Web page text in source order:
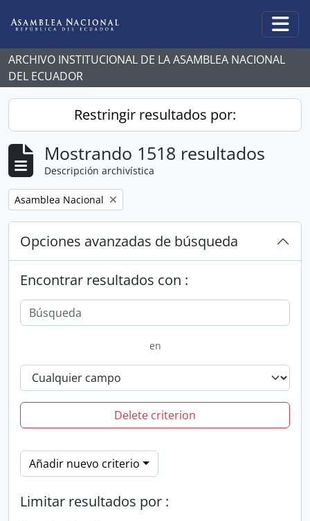
ARCHIVO INSTITUCIONAL DE LA ASAMBLEA NACIONAL
DEL ECUADOR
Restringir resultados por:
Mostrando 1518 resultados
Descripción archivística
Remove filter:
Asamblea Nacional
Opciones avanzadas de búsqueda
Encontrar resultados con :
en
Delete criterion
Añadir nuevo criterio
Limitar resultados por :